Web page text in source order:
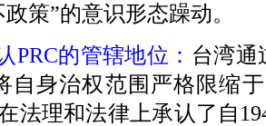
策”的意识形态躁动。
PRC的管辖地位： 台湾通
自身治权范围严格限缩
法理和法律上承认了自